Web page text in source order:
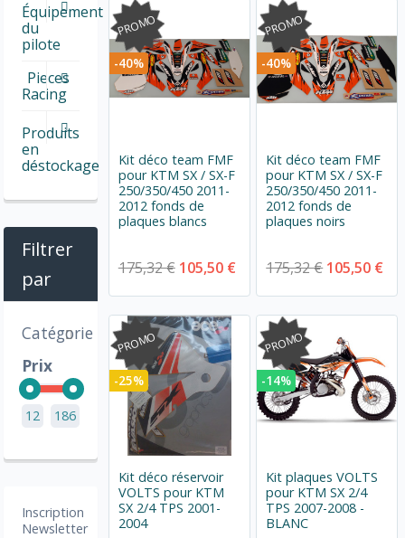
PROMO
-40%
Kit déco team FMF
pour KTM SX / SX-F
250/350/450 2011-
2012 fonds de
plaques blancs
175,32 € 105,50 €
PROMO
-40%
Kit déco team FMF
pour KTM SX / SX-F
250/350/450 2011-
2012 fonds de
plaques noirs
175,32 € 105,50 €
PROMO
-25%
Kit déco réservoir
VOLTS pour KTM
SX 2/4 TPS 2001-
2004
PROMO
-14%
Kit plaques VOLTS
pour KTM SX 2/4
TPS 2007-2008 -
BLANC
Équipement
du
pilote
Pieces
Racing
Produits
en
déstockage
Filtrer
par
Catégorie
Prix
12 186
Inscription
Newsletter